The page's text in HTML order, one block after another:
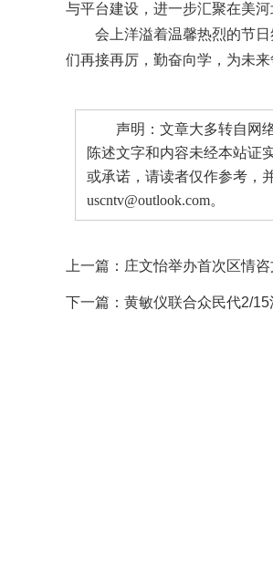
与平台建设，进一步汇聚在美
会上洋溢着温馨热烈的节
们再接再厉，勤奋向学，为未
声明：文章大多转自网络
陈述文字和内容未经本站证
或承诺，请读者仅作参考，
uscntv@outlook.com。
上一篇： 庄文怡举办首次区情
下一篇： 黄敏仪联合众民代2/